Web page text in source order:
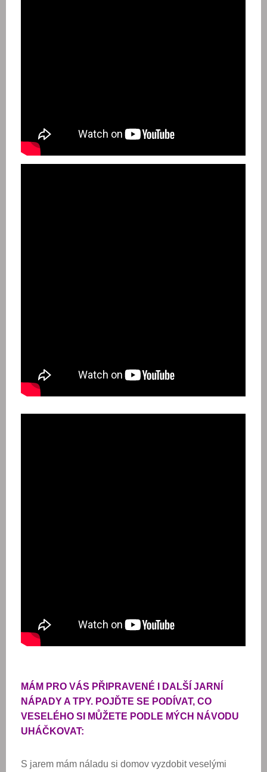
MÁM PRO VÁS PŘIPRAVENÉ I DALŠÍ JARNÍ
NÁPADY A TPY. POJĎTE SE PODÍVAT, CO
VESELÉHO SI MŮŽETE PODLE MÝCH NÁVODU
UHÁČKOVAT:
S jarem mám náladu si domov vyzdobit veselými